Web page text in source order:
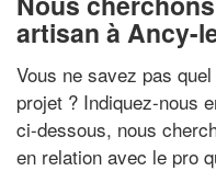
artisan à Ancy-
Vous ne savez pas
projet ? Indiquez-nous
ci-dessous, nous
en relation avec le pro